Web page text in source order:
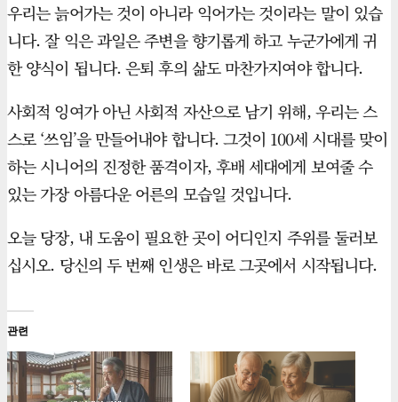
우리는 늙어가는 것이 아니라 익어가는 것이라는 말이 있습
니다. 잘 익은 과일은 주변을 향기롭게 하고 누군가에게 귀
한 양식이 됩니다. 은퇴 후의 삶도 마찬가지여야 합니다.
사회적 잉여가 아닌 사회적 자산으로 남기 위해, 우리는 스
스로 ‘쓰임’을 만들어내야 합니다. 그것이 100세 시대를 맞이
하는 시니어의 진정한 품격이자, 후배 세대에게 보여줄 수
있는 가장 아름다운 어른의 모습일 것입니다.
오늘 당장, 내 도움이 필요한 곳이 어디인지 주위를 둘러보
십시오. 당신의 두 번째 인생은 바로 그곳에서 시작됩니다.
관련